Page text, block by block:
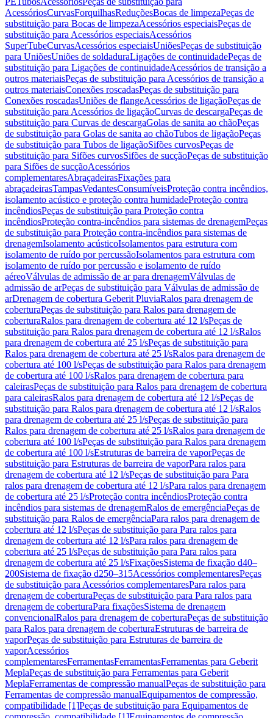
AcessóriosCurvasForquilhasReduçõesBocas de limpezaPeças de
substituição para Bocas de limpezaAcessórios especiaisPeças de
substituição para Acessórios especiaisAcessórios
SuperTubeCurvasAcessórios especiaisUniõesPeças de substituição
para UniõesUniões de soldaduraLigações de continuidadePeças de
substituição para Ligações de continuidadeAcessórios de transição a
outros materiaisPeças de substituição para Acessórios de transição a
outros materiaisConexões roscadasPeças de substituição para
Conexões roscadasUniões de flangeAcessórios de ligaçãoPeças de
substituição para Acessórios de ligaçãoCurvas de descargaPeças de
substituição para Curvas de descargaGolas de sanita ao chãoPeças
de substituição para Golas de sanita ao chãoTubos de ligaçãoPeças
de substituição para Tubos de ligaçãoSifões curvosPeças de
substituição para Sifões curvosSifões de sucçãoPeças de substituição
para Sifões de sucçãoAcessórios
complementaresAbraçadeirasFixações para
abraçadeirasTampasVedantesConsumíveisProteção contra incêndios,
isolamento acústico e proteção contra humidadeProteção contra
incêndiosPeças de substituição para Proteção contra
incêndiosProteção contra-incêndios para sistemas de drenagemPeças
de substituição para Proteção contra-incêndios para sistemas de
drenagemIsolamento acústicoIsolamentos para estrutura com
isolamento de ruído por percussãoIsolamentos para estrutura com
isolamento de ruído por percussão e isolamento de ruído
aéreoVálvulas de admissão de ar para drenagemVálvulas de
admissão de arPeças de substituição para Válvulas de admissão de
arDrenagem de cobertura Geberit PluviaRalos para drenagem de
coberturaPeças de substituição para Ralos para drenagem de
coberturaRalos para drenagem de cobertura até 12 l/sPeças de
substituição para Ralos para drenagem de cobertura até 12 l/sRalos
para drenagem de cobertura até 25 l/sPeças de substituição para
Ralos para drenagem de cobertura até 25 l/sRalos para drenagem de
cobertura até 100 l/sPeças de substituição para Ralos para drenagem
de cobertura até 100 l/sRalos para drenagem de cobertura para
caleirasPeças de substituição para Ralos para drenagem de cobertura
para caleirasRalos para drenagem de cobertura até 12 l/sPeças de
substituição para Ralos para drenagem de cobertura até 12 l/sRalos
para drenagem de cobertura até 25 l/sPeças de substituição para
Ralos para drenagem de cobertura até 25 l/sRalos para drenagem de
cobertura até 100 l/sPeças de substituição para Ralos para drenagem
de cobertura até 100 l/sEstruturas de barreira de vaporPeças de
substituição para Estruturas de barreira de vaporPara ralos para
drenagem de cobertura até 12 l/sPeças de substituição para Para
ralos para drenagem de cobertura até 12 l/sPara ralos para drenagem
de cobertura até 25 l/sProteção contra incêndiosProteção contra
incêndios para sistemas de drenagemRalos de emergênciaPeças de
substituição para Ralos de emergênciaPara ralos para drenagem de
cobertura até 12 l/sPeças de substituição para Para ralos para
drenagem de cobertura até 12 l/sPara ralos para drenagem de
cobertura até 25 l/sPeças de substituição para Para ralos para
drenagem de cobertura até 25 l/sFixaçõesSistema de fixação d40–
200Sistema de fixação d250–315Acessórios complementaresPeças
de substituição para Acessórios complementaresPara ralos para
drenagem de coberturaPeças de substituição para Para ralos para
drenagem de coberturaPara fixaçõesSistema de drenagem
convencionalRalos para drenagem de coberturaPeças de substituição
para Ralos para drenagem de coberturaEstruturas de barreira de
vaporPeças de substituição para Estruturas de barreira de
vaporAcessórios
complementaresFerramentasFerramentasFerramentas para Geberit
MeplaPeças de substituição para Ferramentas para Geberit
MeplaFerramentas de compressão manualPeças de substituição para
Ferramentas de compressão manualEquipamentos de compressão,
compatibilidade [1]Peças de substituição para Equipamentos de